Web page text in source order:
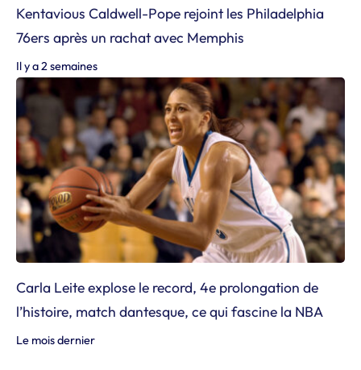
Kentavious Caldwell-Pope rejoint les Philadelphia
76ers après un rachat avec Memphis
Il y a 2 semaines
Carla Leite explose le record, 4e prolongation de
l’histoire, match dantesque, ce qui fascine la NBA
Le mois dernier